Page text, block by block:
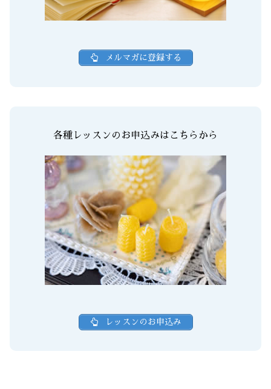
メルマガに登録する
各種レッスンのお申込みはこちらから
レッスンのお申込み